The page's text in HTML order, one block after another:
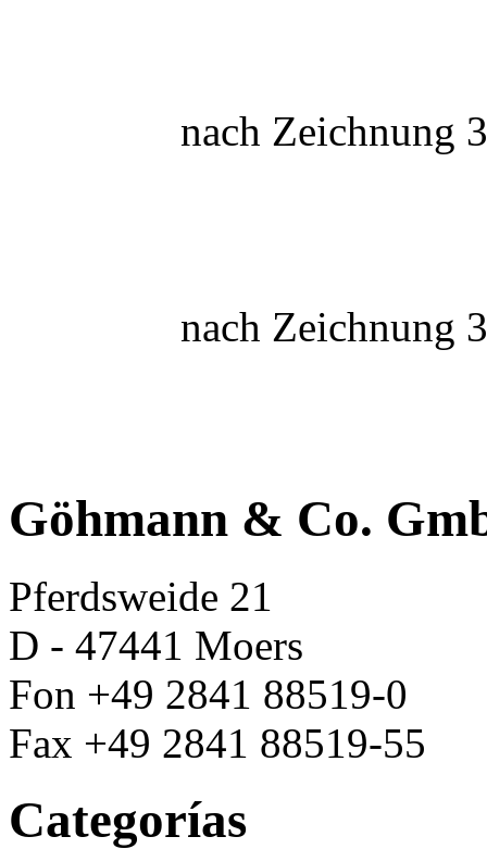
nach Zeichnung
nach Zeichnung
Göhmann & Co.
Pferdsweide 21
D - 47441 Moers
Fon +49 2841 88519-0
Fax +49 2841 88519-55
Categorías